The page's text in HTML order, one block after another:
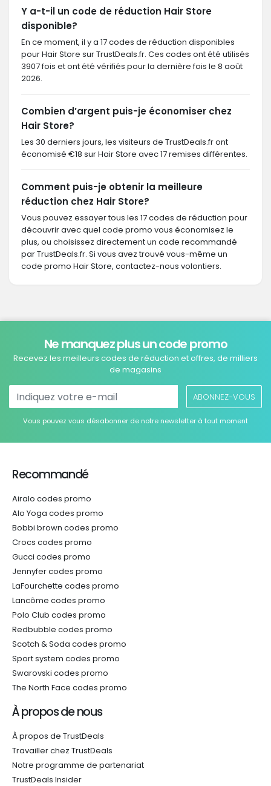
Y a-t-il un code de réduction Hair Store
disponible?
En ce moment, il y a 17 codes de réduction disponibles
pour Hair Store sur TrustDeals.fr. Ces codes ont été utilisés
3907 fois et ont été vérifiés pour la dernière fois le 8 août
2026.
Combien d’argent puis-je économiser chez
Hair Store?
Les 30 derniers jours, les visiteurs de TrustDeals.fr ont
économisé €18 sur Hair Store avec 17 remises différentes.
Comment puis-je obtenir la meilleure
réduction chez Hair Store?
Vous pouvez essayer tous les 17 codes de réduction pour
découvrir avec quel code promo vous économisez le
plus, ou choisissez directement un code recommandé
par TrustDeals.fr. Si vous avez trouvé vous-même un
code promo Hair Store, contactez-nous volontiers.
Ne manquez plus un code promo
Recevez les meilleurs codes de réduction et offres, de milliers
de magasins
ABONNEZ-VOUS
Vous pouvez vous désabonner de notre newsletter à tout moment
Recommandé
Airalo codes promo
Alo Yoga codes promo
Bobbi brown codes promo
Crocs codes promo
Gucci codes promo
Jennyfer codes promo
LaFourchette codes promo
Lancôme codes promo
Polo Club codes promo
Redbubble codes promo
Scotch & Soda codes promo
Sport system codes promo
Swarovski codes promo
The North Face codes promo
À propos de nous
À propos de TrustDeals
Travailler chez TrustDeals
Notre programme de partenariat
TrustDeals Insider